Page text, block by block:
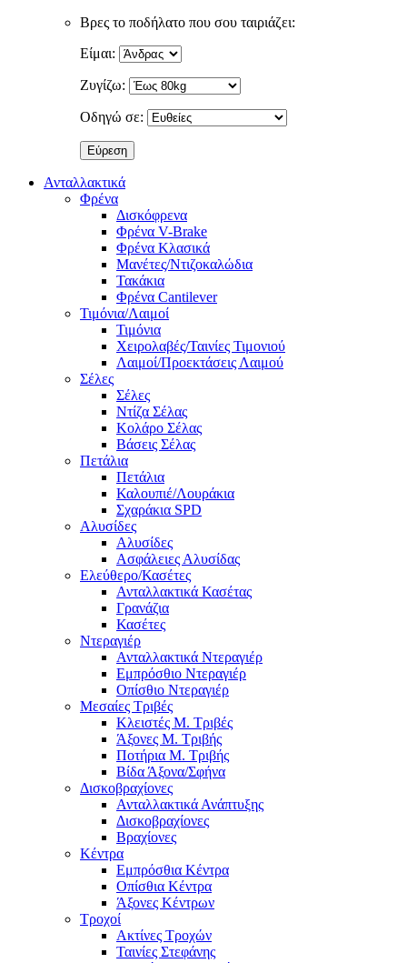
Βρες το ποδήλατο που σου ταιριάζει:
Είμαι:
Ζυγίζω:
Οδηγώ σε:
Ανταλλακτικά
Φρένα
Δισκόφρενα
Φρένα V-Brake
Φρένα Κλασικά
Μανέτες/Ντιζοκαλώδια
Τακάκια
Φρένα Cantilever
Τιμόνια/Λαιμοί
Τιμόνια
Χειρολαβές/Ταινίες Τιμονιού
Λαιμοί/Προεκτάσεις Λαιμού
Σέλες
Σέλες
Ντίζα Σέλας
Κολάρο Σέλας
Βάσεις Σέλας
Πετάλια
Πετάλια
Καλουπιέ/Λουράκια
Σχαράκια SPD
Αλυσίδες
Αλυσίδες
Ασφάλειες Αλυσίδας
Ελεύθερο/Κασέτες
Ανταλλακτικά Κασέτας
Γρανάζια
Κασέτες
Ντεραγιέρ
Ανταλλακτικά Ντεραγιέρ
Εμπρόσθιο Ντεραγιέρ
Οπίσθιο Ντεραγιέρ
Μεσαίες Τριβές
Κλειστές Μ. Τριβές
Άξονες Μ. Τριβής
Ποτήρια Μ. Τριβής
Βίδα Άξονα/Σφήνα
Δισκοβραχίονες
Ανταλλακτικά Ανάπτυξης
Δισκοβραχίονες
Βραχίονες
Κέντρα
Εμπρόσθια Κέντρα
Οπίσθια Κέντρα
Άξονες Κέντρων
Τροχοί
Ακτίνες Τροχών
Ταινίες Στεφάνης